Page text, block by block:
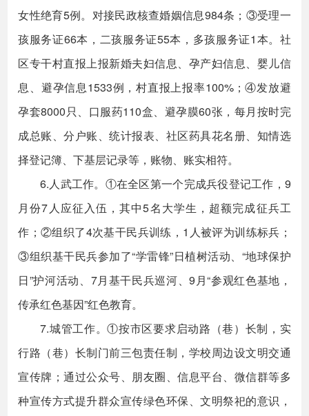
女性绝育5例。对接民政核查婚姻信息984条；③受理一
孩服务证66本，二孩服务证55本，多孩服务证1本。社
区专干村直报上报新婚夫妇信息、孕产妇信息、婴儿信
息、避孕信息1533例，村直报上报率100%；④发放避
孕套8000只、口服药110盒、避孕膜60张，每月按时完
成总账、分户账、统计报表、社区药具花名册、知情选
择登记簿、下基层记录等，账物、账实相符。
6.人武工作。①在全区第一个完成兵役登记工作，9
月份7人应征入伍，其中5名大学生，超额完成征兵工
作；②组织了4次基干民兵训练，1人被评为训练标兵；
③组织基干民兵参加了“学雷锋”日植树活动、“地球保护
日”护河活动、7月基干民兵巡河、9月“参观红色基地，
传承红色基因”红色教育。
7.城管工作。①按市区要求启动路（巷）长制，实
行路（巷）长制门前三包责任制，学校周边设文明交通
宣传牌；通过公众号、朋友圈、信息平台、微信群等多
种宣传方式提升群众宣传绿色环保、文明祭祀的意识，